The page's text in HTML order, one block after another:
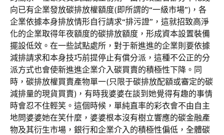
向已有企業發放碳排放權額度(即所謂的“一級市場”)，各
企業依據本身排放情形自行請求“排污證”，這就招致高淨
化的企業取得年夜額度的碳排放額度，形成資本設置裝備
擺設低效。在一些試點處所，對于新進進的企業則要依據
減排請求和本身技巧前提停止有償分派，這種不公正的分
派方式也會使新進進企業介入碳買賣的積極性下降。同
時，碳排放權買賣產物單一(只限于碳排放配額或審定的碳
減排量的現貨買賣)，有時我婆婆在談到她覺得有趣的事情
時會忍不住輕笑。這個時候，單純直率的彩衣會不由自主
地問婆婆她在笑什麼，婆婆根本沒有樹立響應的碳金融產
物及其衍生市場，銀行和企業介入的積極性偏低，全體碳